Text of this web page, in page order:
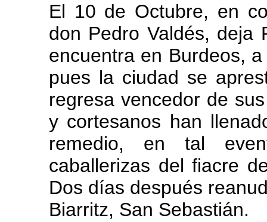
El 10 de Octubre, en
don Pedro Valdés, deja
encuentra en Burdeos,
pues la ciudad se
regresa vencedor de
y cortesanos han
remedio, en tal
caballerizas del fiacre
Dos días después
Biarritz, San Sebastián.